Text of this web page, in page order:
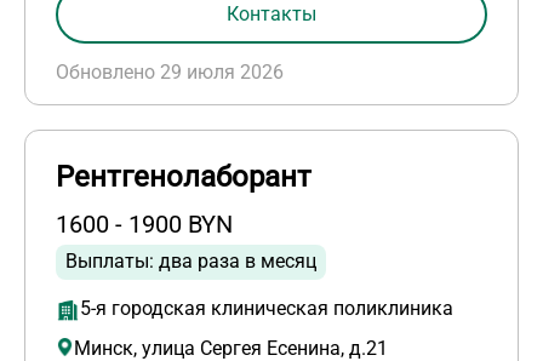
Обновлено 29 июля 2026
Контакты
Рентгенолаборант
1600 - 1900 BYN
Выплаты: два раза в месяц
5-я городская клиническая поликлиника
Минск, улица Сергея Есенина, д.21